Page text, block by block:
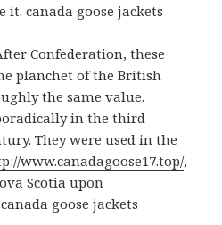
it. canada goose jackets
Confederation, these
planchet of the British
the same value.
in the third
They were used in the
www.canadagoose17.top/,
Scotia upon
goose jackets